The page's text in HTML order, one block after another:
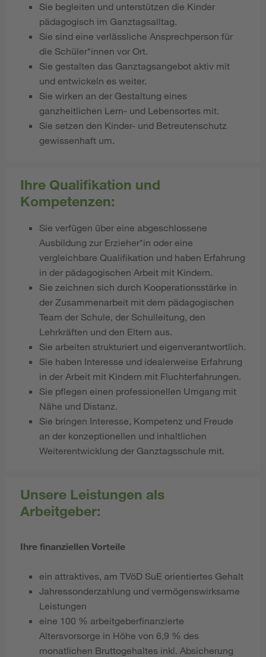
Sie begleiten und unterstützen die Kinder
pädagogisch im Ganztagsalltag.
Sie sind eine verlässliche Ansprechperson für
die Schüler*innen vor Ort.
Sie gestalten das Ganztagsangebot aktiv mit
und entwickeln es weiter.
Sie wirken an der Gestaltung eines
ganzheitlichen Lern- und Lebensortes mit.
Sie setzen den Kinder- und Betreutenschutz
gewissenhaft um.
Ihre Qualifikation und
Kompetenzen:
Sie verfügen über eine abgeschlossene
Ausbildung zur Erzieher*in oder eine
vergleichbare Qualifikation und haben Erfahrung
in der pädagogischen Arbeit mit Kindern.
Sie zeichnen sich durch Kooperationsstärke in
der Zusammenarbeit mit dem pädagogischen
Team der Schule, der Schulleitung, den
Lehrkräften und den Eltern aus.
Sie arbeiten strukturiert und eigenverantwortlich.
Sie haben Interesse und idealerweise Erfahrung
in der Arbeit mit Kindern mit Fluchterfahrungen.
Sie pflegen einen professionellen Umgang mit
Nähe und Distanz.
Sie bringen Interesse, Kompetenz und Freude
an der konzeptionellen und inhaltlichen
Weiterentwicklung der Ganztagsschule mit.
Unsere Leistungen als
Arbeitgeber:
Ihre finanziellen Vorteile
ein attraktives, am TVöD SuE orientiertes Gehalt
Jahressonderzahlung und vermögenswirksame
Leistungen
eine 100 % arbeitgeberfinanzierte
Altersvorsorge in Höhe von 6,9 % des
monatlichen Bruttogehaltes inkl. Absicherung